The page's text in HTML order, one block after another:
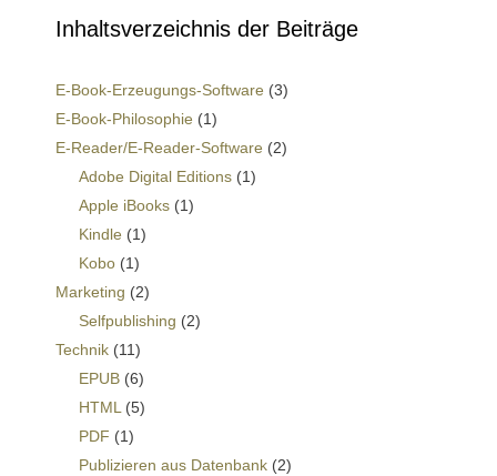
Inhaltsverzeichnis der Beiträge
E-Book-Erzeugungs-Software (3)
E-Book-Philosophie (1)
E-Reader/E-Reader-Software (2)
Adobe Digital Editions (1)
Apple iBooks (1)
Kindle (1)
Kobo (1)
Marketing (2)
Selfpublishing (2)
Technik (11)
EPUB (6)
HTML(5)
PDF (1)
Publizieren aus Datenbank (2)